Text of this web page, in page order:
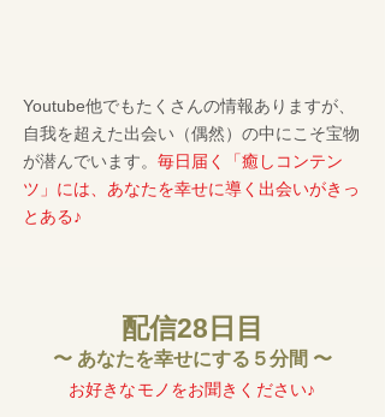
Youtube他でもたくさんの情報ありますが、
自我を超えた出会い（偶然）の中にこそ宝物
が潜んでいます。 毎日届く「癒しコンテン
ツ」には、あなたを幸せに導く出会いがきっ
とある♪
配信28日目
〜 あなたを幸せにする５分間 〜
​お好きなモノをお聞きください♪